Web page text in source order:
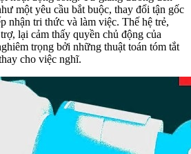
một yêu cầu bắt buộc, thay đổi tận gốc
nhận tri thức và làm việc. Thế hệ trẻ,
lại cảm thấy quyền chủ động của
trọng bởi những thuật toán tóm tắt
cho việc nghĩ.